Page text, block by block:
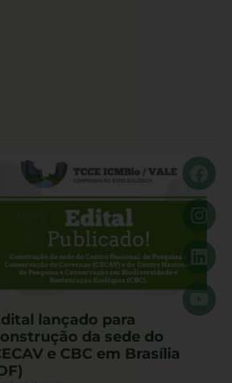
lançado para
da sede do
e CBC em Brasília